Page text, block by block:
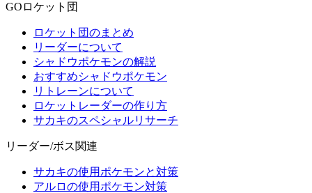
GOロケット団
ロケット団のまとめ
リーダーについて
シャドウポケモンの解説
おすすめシャドウポケモン
リトレーンについて
ロケットレーダーの作り方
サカキのスペシャルリサーチ
リーダー/ボス関連
サカキの使用ポケモンと対策
アルロの使用ポケモン対策